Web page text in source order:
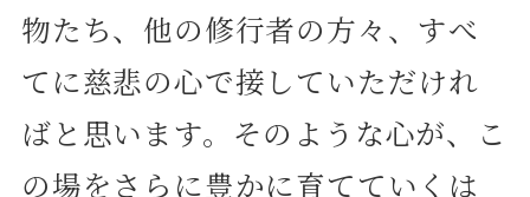
物たち、他の修行者の方々、すべ
てに慈悲の心で接していただけれ
ばと思います。そのような心が、こ
の場をさらに豊かに育てていくは